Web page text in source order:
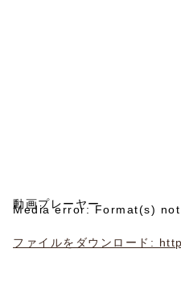
Media error: Format(s)
ファイルをダウンロード:
動画プレーヤー